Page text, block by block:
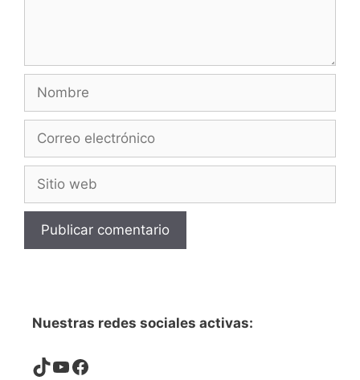
Nombre
Correo
Sitio
web
Nuestras redes sociales activas:
TikTok
YouTube
Facebook